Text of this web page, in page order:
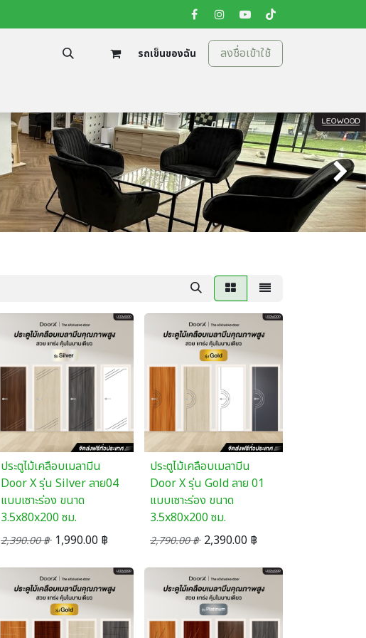
รถเข็นของฉัน ลงชื่อเข้าใช้
Next
ประตูไม้เคลือบเมลามีน
Door X รุ่น Silver ลาย04
แบบเซาะร่อง ขนาด
3.5x80x200 ซม.
2,390.00฿ 1,990.00 ฿
ประตูไม้เคลือบเมลามีน
Door X รุ่น Gold ลาย 01
แบบเซาะร่อง ขนาด
3.5x80x200 ซม.
2,790.00฿ 2,390.00 ฿